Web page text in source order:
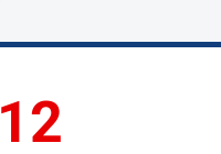
12